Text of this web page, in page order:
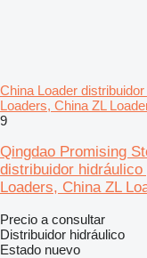
China Loader
Loaders, China ZL
9
Qingdao Promising
distribuidor
Loaders, China ZL
Precio a consultar
Distribuidor hidráulico
Estado nuevo